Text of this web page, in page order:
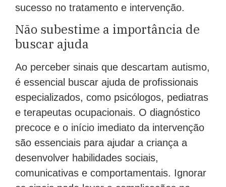
sucesso no tratamento e intervenção.
Não subestime a importância de
buscar ajuda
Ao perceber sinais que descartam autismo,
é essencial buscar ajuda de profissionais
especializados, como psicólogos, pediatras
e terapeutas ocupacionais. O diagnóstico
precoce e o início imediato da intervenção
são essenciais para ajudar a criança a
desenvolver habilidades sociais,
comunicativas e comportamentais. Ignorar